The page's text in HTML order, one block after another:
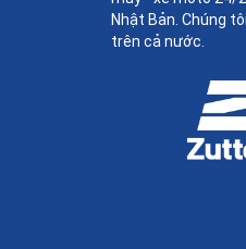
Nhật Bản. Chúng
trên cả nước.